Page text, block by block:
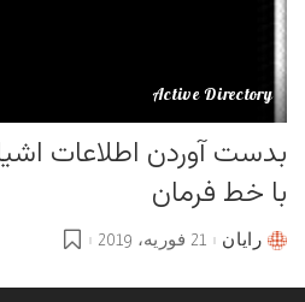
Active Directory
بدست آوردن اطلاعات اشیا
با خط فرمان
Postedرایان 21 فوریه، 2019